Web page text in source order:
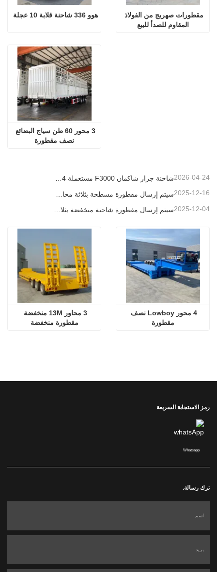
هوو 336 شاحنة قلابة 10 عجلة
المقاوم للصدأ للبيع
نصف مقطورة
شاحنة جرار شاكمان F3000 مستعملة 6x4 جاهزة للتصدير إلى نيجيريا 2026-04-24
2025-12-16
2025-12-04
مقطورة منخفضة
مقطورة
رمز الاستجابة السريعة
Whatsapp
ترك رسالة.